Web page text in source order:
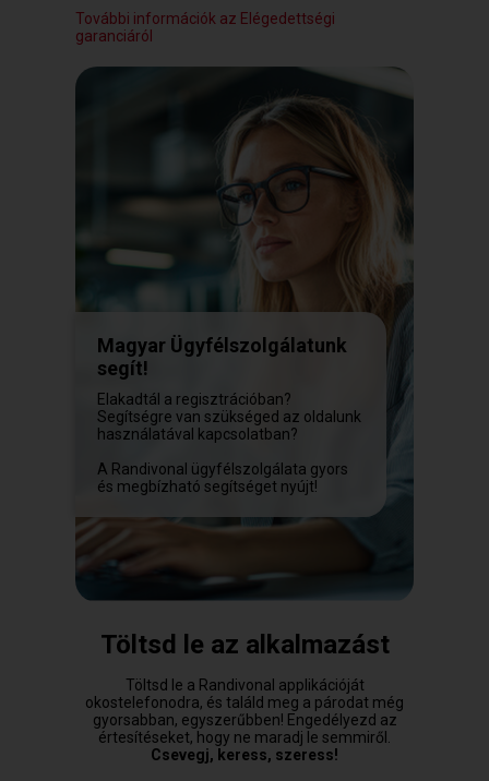
További információk az Elégedettségi
garanciáról
Magyar Ügyfélszolgálatunk
segít!
Elakadtál a regisztrációban?
Segítségre van szükséged az oldalunk
használatával kapcsolatban?
A Randivonal ügyfélszolgálata gyors
és megbízható segítséget nyújt!
Töltsd le az alkalmazást
Töltsd le a Randivonal applikációját
okostelefonodra, és találd meg a párodat még
gyorsabban, egyszerűbben! Engedélyezd az
értesítéseket, hogy ne maradj le semmiről.
Csevegj, keress, szeress!